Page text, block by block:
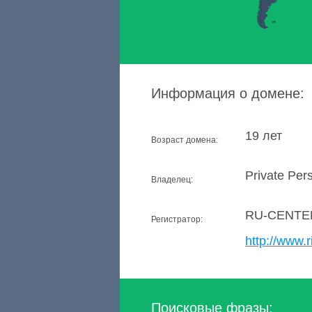
Информация о домене:
Возраст домена: 19 лет
Владелец: Private
Регистратор:
RU-
http://
Поисковые фразы: